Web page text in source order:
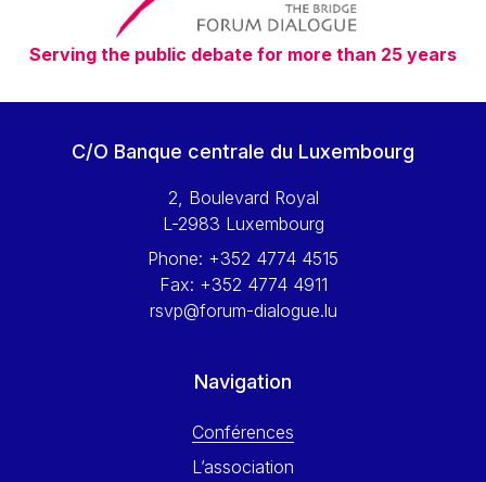
Serving the public debate for more than 25 years
C/O Banque centrale du Luxembourg
2, Boulevard Royal
L-2983 Luxembourg
Phone: +352 4774 4515
Fax: +352 4774 4911
rsvp@forum-dialogue.lu
Navigation
Conférences
L’association